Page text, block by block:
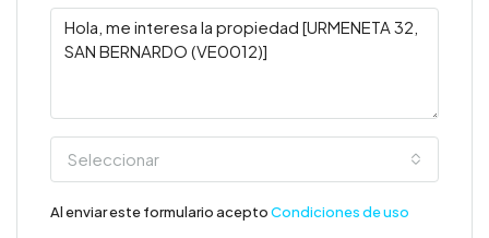
Seleccionar
Al enviar este formulario aceptoCondiciones de uso